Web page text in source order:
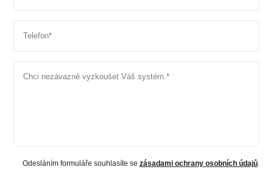
Telefon*
Chci nezávazně vyzkoušet Váš systém.*
Odesláním formuláře souhlasíte se zásadami ochrany osobních údajů.